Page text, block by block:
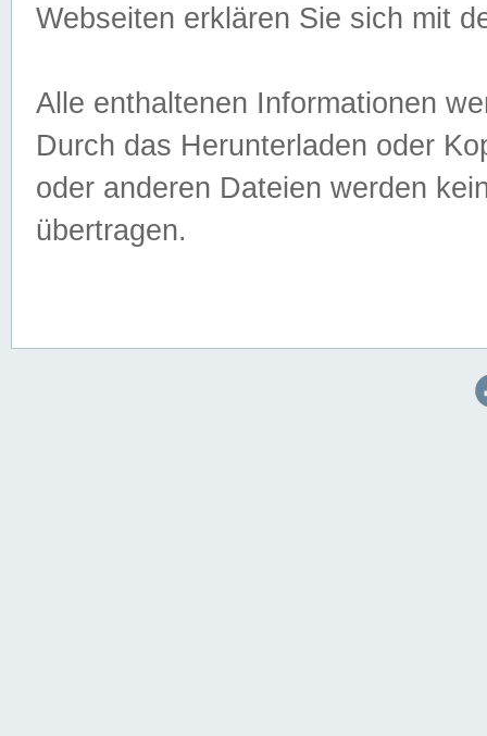
Webseiten erklären Sie sich mit
Alle enthaltenen Informationen
Durch das Herunterladen oder
oder anderen Dateien werden
übertragen.